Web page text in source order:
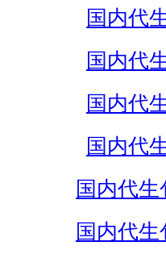
国内代
国内代
国内代
国内代
国内代
国内代